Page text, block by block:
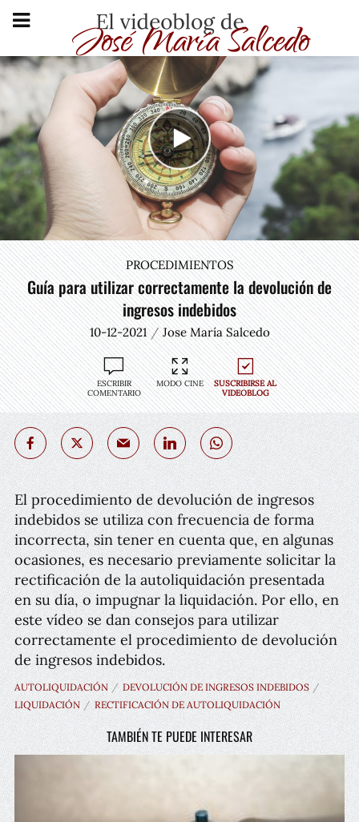
PROCEDIMIENTOS
Guía para utilizar correctamente la devolución de
ingresos indebidos
10-12-2021 Jose María Salcedo
ESCRIBIR
COMENTARIO
MODO CINE
SUSCRIBIRSE AL
VIDEOBLOG
El procedimiento de devolución de ingresos
indebidos se utiliza con frecuencia de forma
incorrecta, sin tener en cuenta que, en algunas
ocasiones, es necesario previamente solicitar la
rectificación de la autoliquidación presentada
en su día, o impugnar la liquidación. Por ello, en
este vídeo se dan consejos para utilizar
correctamente el procedimiento de devolución
de ingresos indebidos.
AUTOLIQUIDACIÓN
DEVOLUCIÓN DE INGRESOS INDEBIDOS
LIQUIDACIÓN
RECTIFICACIÓN DE AUTOLIQUIDACIÓN
TAMBIÉN TE PUEDE INTERESAR